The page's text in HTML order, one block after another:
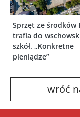
Sprzęt ze środków
trafia do
szkół. „Konkretne
pieniądze”
wróć